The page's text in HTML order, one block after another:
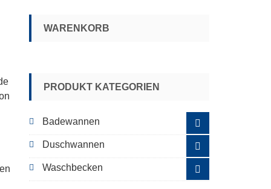
WARENKORB
PRODUKT KATEGORIEN
Badewannen
Duschwannen
Waschbecken